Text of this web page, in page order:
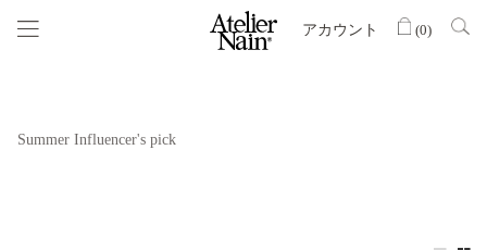
アカウント (0)
Summer Influencer's pick